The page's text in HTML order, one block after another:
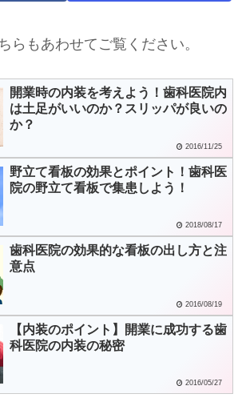
らもあわせてご覧ください。
開業時の内装を考えよう！歯科医院内
は土足がいいのか？スリッパが良いの
か？
2016/11/25
野立て看板の効果とポイント！歯科医
院の野立て看板で集患しよう！
2018/08/17
歯科医院の効果的な看板の出し方と注
意点
2016/08/19
【内装のポイント】開業に成功する歯
科医院の内装の秘密
2016/05/27